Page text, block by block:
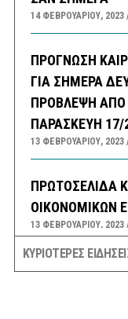
14 ΦΕΒΡΟΥΑΡΊΟΥ, 2023
ΠΡΟΓΝΩΣΗ
ΓΙΑ ΣΗΜΕΡΑ
ΠΡΟΒΛΕΨΗ ΑΠΟ
ΠΑΡΑΣΚΕΥΗ 17/
13 ΦΕΒΡΟΥΑΡΊΟΥ, 2023
ΠΡΩΤΟΣΕΛΙΔΑ
ΟΙΚΟΝΟΜΙΚΩΝ
13 ΦΕΒΡΟΥΑΡΊΟΥ, 2023
ΜΕΓΑΛΕΣ
ΚΥΡΙΟΤΕΡΕΣ